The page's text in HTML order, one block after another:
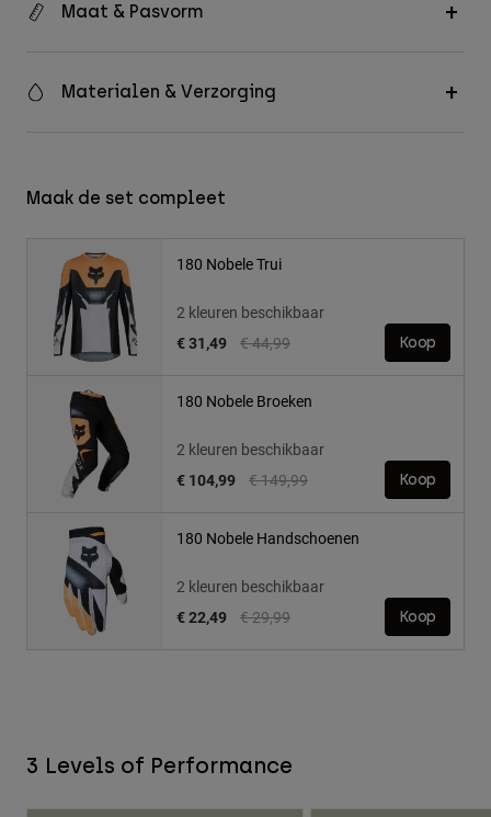
Maat & Pasvorm
Materialen & Verzorging
Maak de set compleet
180 Nobele Trui
2 kleuren beschikbaar
Price reduced from
€ 44,99to
€ 31,49 Koop
180 Nobele Broeken
2 kleuren beschikbaar
Price reduced from
€ 149,99to
€ 104,99 Koop
180 Nobele Handschoenen
2 kleuren beschikbaar
Price reduced from
€ 29,99to
€ 22,49 Koop
3 Levels of Performance